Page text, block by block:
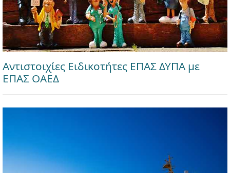
Αντιστοιχίες Ειδικοτήτες ΕΠΑΣ ΔΥΠΑ με
ΕΠΑΣ ΟΑΕΔ